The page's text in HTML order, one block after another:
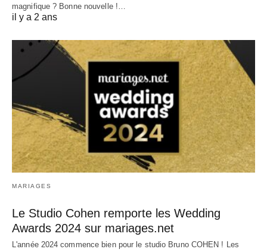
magnifique ? Bonne nouvelle !…
il y a 2 ans
MARIAGES
Le Studio Cohen remporte les Wedding
Awards 2024 sur mariages.net
L'année 2024 commence bien pour le studio Bruno COHEN ! Les